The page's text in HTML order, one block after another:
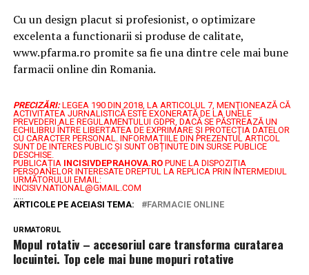
Cu un design placut si profesionist, o optimizare
excelenta a functionarii si produse de calitate,
www.pfarma.ro promite sa fie una dintre cele mai bune
farmacii online din Romania.
PRECIZĂRI: LEGEA 190 DIN 2018, LA ARTICOLUL 7, MENŢIONEAZĂ CĂ
ACTIVITATEA JURNALISTICĂ ESTE EXONERATĂ DE LA UNELE
PREVEDERI ALE REGULAMENTULUI GDPR, DACĂ SE PĂSTREAZĂ UN
ECHILIBRU ÎNTRE LIBERTATEA DE EXPRIMARE ŞI PROTECŢIA DATELOR
CU CARACTER PERSONAL. INFORMAȚIILE DIN PREZENTUL ARTICOL
SUNT DE INTERES PUBLIC ȘI SUNT OBȚINUTE DIN SURSE PUBLICE
DESCHISE.
PUBLICAȚIA INCISIVDEPRAHOVA.ROPUNE LA DISPOZIȚIA
PERSOANELOR INTERESATE DREPTUL LA REPLICA PRIN INTERMEDIUL
URMĂTORULUI EMAIL:
INCISIV.NATIONAL@GMAIL.COM
.....
ARTICOLE PE ACEIASI TEMA:
FARMACIE ONLINE
URMATORUL
Mopul rotativ – accesoriul care transforma curatarea
locuintei. Top cele mai bune mopuri rotative